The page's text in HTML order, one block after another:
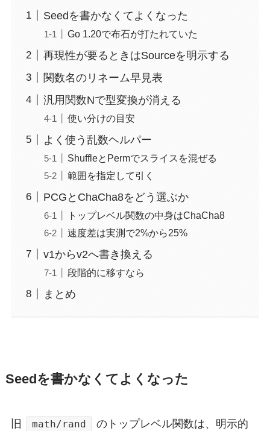
Seedを書かなくてよくなった
Go 1.20で布石が打たれていた
再現性が要るときはSourceを明示する
関数名のリネーム早見表
汎用関数Nで型変換が消える
使い分けの目安
よく使う乱数ヘルパー
ShuffleとPermでスライスを混ぜる
範囲を指定して引く
PCGとChaCha8をどう選ぶか
トップレベル関数の中身はChaCha8
速度差は実測で2%から25%
v1からv2へ書き換える
段階的に移すなら
まとめ
Seedを書かなくてよくなった
旧 math/rand
のトップレベル関数は、明示的